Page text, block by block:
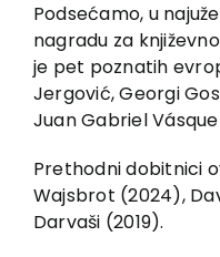
Podsećamo, u
nagradu za
je pet poznatih
Jergović, Georgi
Juan Gabriel
Prethodni dobitnici
Wajsbrot (2024),
Darvaši (2019).